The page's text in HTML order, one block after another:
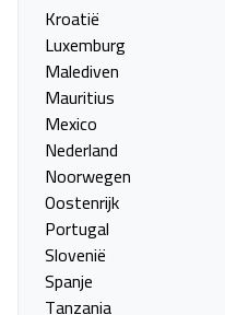
Kroatië
Luxemburg
Malediven
Mauritius
Mexico
Nederland
Noorwegen
Oostenrijk
Portugal
Slovenië
Spanje
Tanzania